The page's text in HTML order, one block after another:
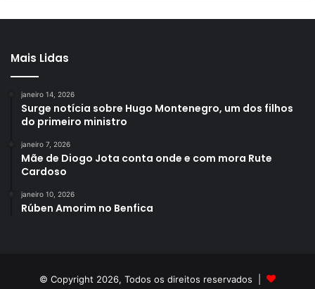
Mais Lidas
janeiro 14, 2026
Surge notícia sobre Hugo Montenegro, um dos filhos
do primeiro ministro
janeiro 7, 2026
Mãe de Diogo Jota conta onde e com mora Rute
Cardoso
janeiro 10, 2026
Rúben Amorim no Benfica
© Copyright 2026, Todos os direitos reservados |